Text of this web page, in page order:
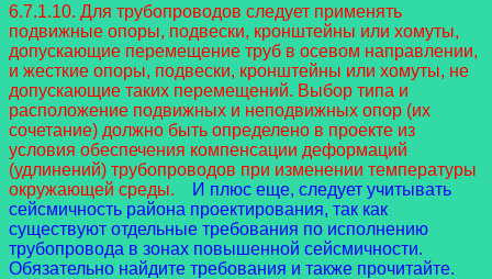
6.7.1.10. Для трубопроводов следует применять
подвижные опоры, подвески, кронштейны или хомуты,
допускающие перемещение труб в осевом направлении,
и жесткие опоры, подвески, кронштейны или хомуты, не
допускающие таких перемещений. Выбор типа и
расположение подвижных и неподвижных опор (их
сочетание) должно быть определено в проекте из
условия обеспечения компенсации деформаций
(удлинений) трубопроводов при изменении температуры
окружающей среды.
И плюс еще, следует учитывать
сейсмичность района проектирования, так как
существуют отдельные требования по исполнению
трубопровода в зонах повышенной сейсмичности.
Обязательно найдите требования и также прочитайте.